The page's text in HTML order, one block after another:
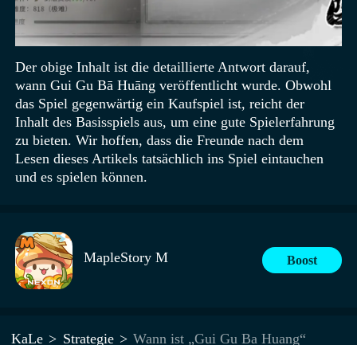
Der obige Inhalt ist die detaillierte Antwort darauf,
wann Gui Gu Bā Huāng veröffentlicht wurde. Obwohl
das Spiel gegenwärtig ein Kaufspiel ist, reicht der
Inhalt des Basisspiels aus, um eine gute Spielerfahrung
zu bieten. Wir hoffen, dass die Freunde nach dem
Lesen dieses Artikels tatsächlich ins Spiel eintauchen
und es spielen können.
MapleStory M Boost
KaLe Strategie Wann ist „Gui Gu Ba Huang“